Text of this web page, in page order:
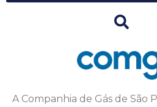
A Companhia de Gás de São